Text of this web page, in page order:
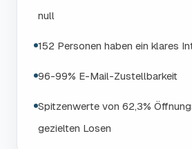
null
152 Personen haben ein klares
96-99% E-Mail-Zustellbarkeit
Spitzenwerte von 62,3%
gezielten Losen